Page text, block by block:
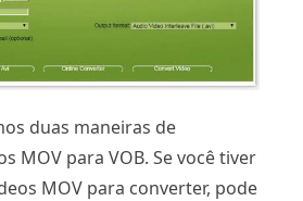
duas maneiras de
MOV para VOB. Se você tiver
MOV para converter, pode